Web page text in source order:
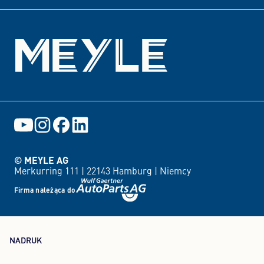
© MEYLE AG
Merkurring 111 | 22143 Hamburg | Niemcy
Firma należąca do
NADRUK